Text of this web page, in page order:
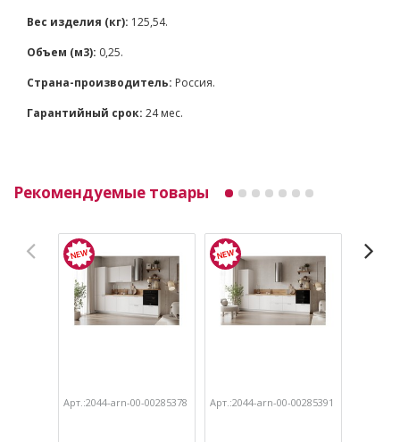
Вес изделия (кг): 125,54.
Объем (м3): 0,25.
Страна-производитель: Россия.
Гарантийный срок: 24 мес.
Рекомендуемые товары
Арт.:2044-arn-00-00285378 Арт.:2044-arn-00-00285391